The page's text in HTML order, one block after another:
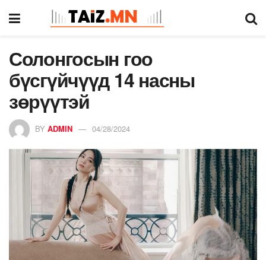
Солонгосын гоо
бүсгүйчүүд 14 насны
зөрүүтэй
BY ADMIN 04/28/2024